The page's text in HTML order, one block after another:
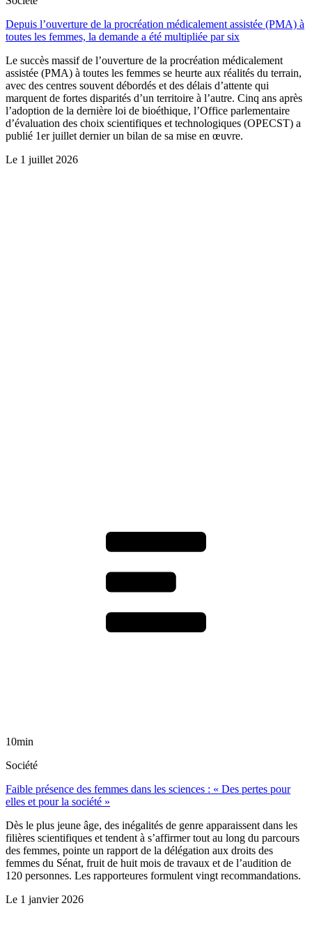
Depuis l’ouverture de la procréation médicalement assistée (PMA) à
toutes les femmes, la demande a été multipliée par six
Le succès massif de l’ouverture de la procréation médicalement
assistée (PMA) à toutes les femmes se heurte aux réalités du terrain,
avec des centres souvent débordés et des délais d’attente qui
marquent de fortes disparités d’un territoire à l’autre. Cinq ans après
l’adoption de la dernière loi de bioéthique, l’Office parlementaire
d’évaluation des choix scientifiques et technologiques (OPECST) a
publié 1er juillet dernier un bilan de sa mise en œuvre.
Le 1 juillet 2026
10min
Société
Faible présence des femmes dans les sciences : « Des pertes pour
elles et pour la société »
Dès le plus jeune âge, des inégalités de genre apparaissent dans les
filières scientifiques et tendent à s’affirmer tout au long du parcours
des femmes, pointe un rapport de la délégation aux droits des
femmes du Sénat, fruit de huit mois de travaux et de l’audition de
120 personnes. Les rapporteures formulent vingt recommandations.
Le 1 janvier 2026